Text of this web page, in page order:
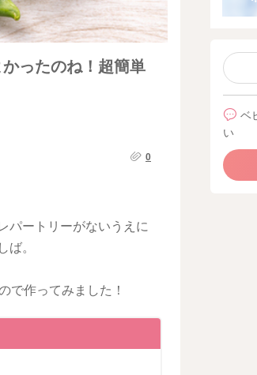
ったのね！超簡単
0
パートリーがないうえに
ば。
で作ってみました！
ベ
い